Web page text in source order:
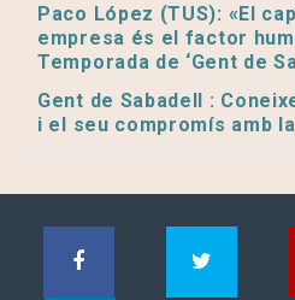
Paco López (TUS): «El
empresa és el factor
Temporada de ‘Gent de
Gent de Sabadell :
i el seu compromís amb